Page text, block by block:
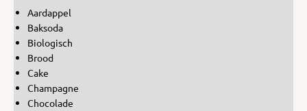
Aardappel
Baksoda
Biologisch
Brood
Cake
Champagne
Chocolade